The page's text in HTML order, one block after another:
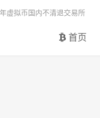
首页
虚拟币国内不清退交易所